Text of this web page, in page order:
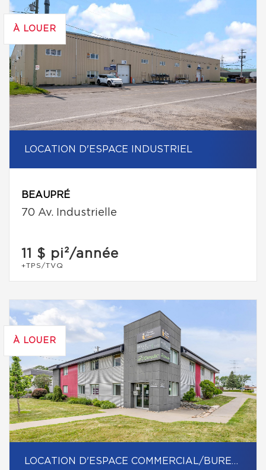
À LOUER
LOCATION D'ESPACE INDUSTRIEL
BEAUPRÉ
70 Av. Industrielle
11 $ pi²/année
+TPS/TVQ
À LOUER
LOCATION D'ESPACE COMMERCIAL/BUREAU